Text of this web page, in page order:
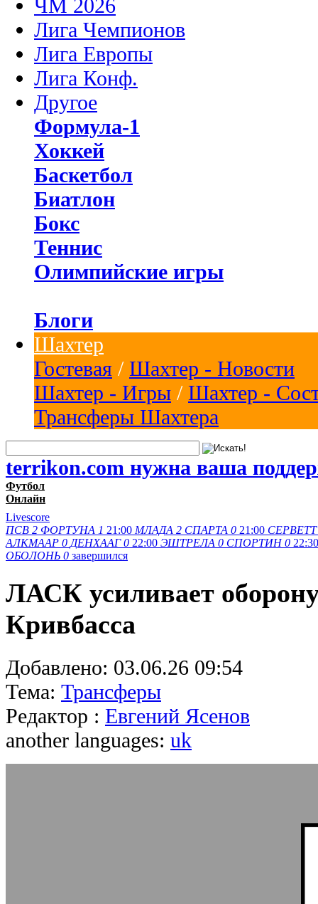
ЧМ 2026
Лига Чемпионов
Лига Европы
Лига Конф.
Другое
Формула-1
Хоккей
Баскетбол
Биатлон
Бокс
Теннис
Олимпийские игры
Блоги
Шахтер
Гостевая / Шахтер - Новости
Шахтер - Игры / Шахтер -
Трансферы Шахтера
terrikon.com нужна ваша
Футбол
Онлайн
Livescore
ПСВ 2 ФОРТУНА 1 21:00 МЛАДА 2 СПАРТА 0 21:00 СЕРВЕТТ
АЛКМААР 0 ДЕНХААГ 0 22:00 ЭШТРЕЛА 0 СПОРТИН 0 22:30
ОБОЛОНЬ 0 завершился
ЛАСК усиливает
Кривбасса
Добавлено: 03.06.26 09:54
Тема: Трансферы
Редактор : Евгений Ясенов
another languages: uk